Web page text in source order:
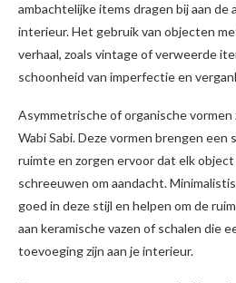
ambachtelijke items dragen bij aan
interieur. Het gebruik van objecten
verhaal, zoals vintage of verweerde
schoonheid van imperfectie en
Asymmetrische of organische
Wabi Sabi. Deze vormen brengen een
ruimte en zorgen ervoor dat elk
schreeuwen om aandacht.
goed in deze stijl en helpen om de
aan keramische vazen of schalen die
toevoeging zijn aan je interieur.